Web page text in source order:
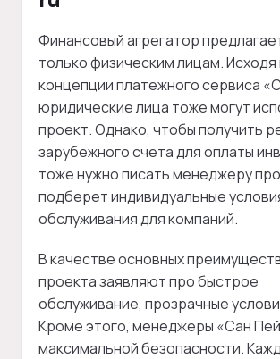
Финансовый агрегатор
только физическим лицам. Исходя
концепции платежного сервиса
юридические лица тоже могут
проект. Однако, чтобы получить
зарубежного счета для оплаты
тоже нужно писать менеджеру
подберет индивидуальные
обслуживания для компаний.
В качестве основных
проекта заявляют про быстрое
обслуживание, прозрачные
Кроме этого, менеджеры «Сан
максимальной безопасности.